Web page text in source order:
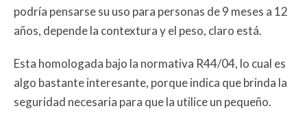
podría pensarse su uso para personas de 9 meses a 12
años, depende la contextura y el peso, claro está.
Esta homologada bajo la normativa R44/04, lo cual es
algo bastante interesante, porque indica que brinda la
seguridad necesaria para que la utilice un pequeño.